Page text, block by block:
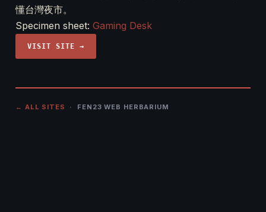
懂台灣夜市。
Specimen sheet: Gaming Desk
VISIT SITE →
← ALL SITES · FEN23 WEB HERBARIUM